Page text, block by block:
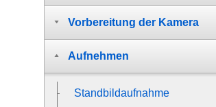
Vorbereitung der Kamera
Aufnehmen
Standbildaufnahme